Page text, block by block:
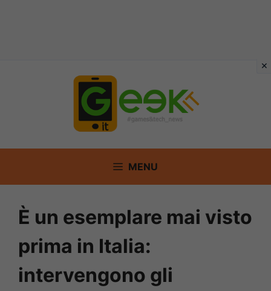
MENU
È un esemplare mai visto
prima in Italia:
intervengono gli